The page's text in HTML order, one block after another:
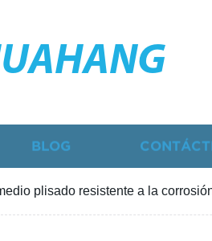
BLOG
plisado resistente a la